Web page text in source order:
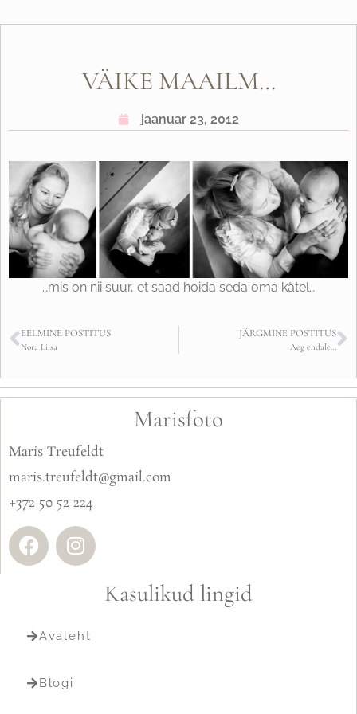
VÄIKE MAAILM…
jaanuar 23, 2012
…mis on nii suur, et saad hoida seda oma kätel…
EELMINE POSTITUS
Nora Liisa
JÄRGMINE POSTITUS
Aeg endale…
Marisfoto
Maris Treufeldt
maris.treufeldt@gmail.com
+372 50 52 224
Kasulikud lingid
Avaleht
Blogi